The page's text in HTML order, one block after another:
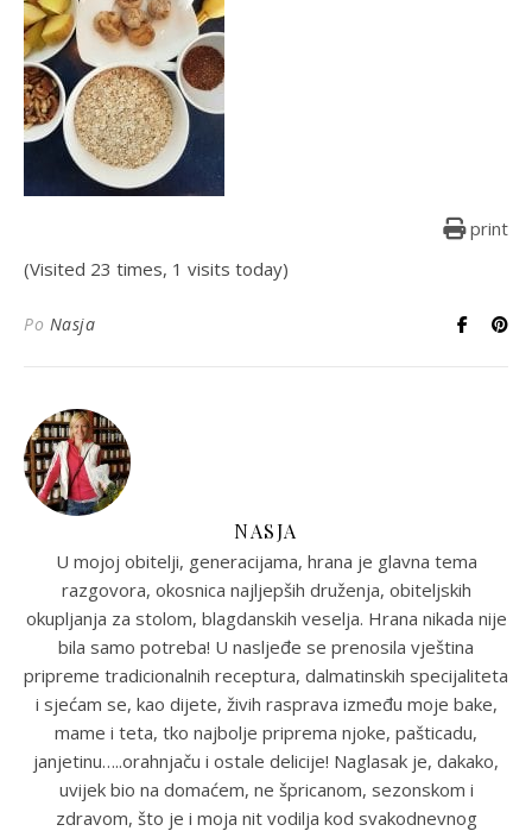
print
(Visited 23 times, 1 visits today)
Po Nasja
NASJA
U mojoj obitelji, generacijama, hrana je glavna tema
razgovora, okosnica najljepših druženja, obiteljskih
okupljanja za stolom, blagdanskih veselja. Hrana nikada nije
bila samo potreba! U nasljeđe se prenosila vještina
pripreme tradicionalnih receptura, dalmatinskih specijaliteta
i sjećam se, kao dijete, živih rasprava između moje bake,
mame i teta, tko najbolje priprema njoke, pašticadu,
janjetinu…..orahnjaču i ostale delicije! Naglasak je, dakako,
uvijek bio na domaćem, ne špricanom, sezonskom i
zdravom, što je i moja nit vodilja kod svakodnevnog